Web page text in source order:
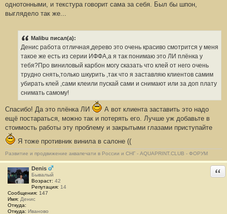
однотонными, и текстура говорит сама за себя. Был бы шпон,
выглядело так же...
Malibu писал(а):
Денис работа отличная,дерево это очень красиво смотрится у меня
такое же есть из серии ИФФА,а я так понимаю это ЛИ плёнка у
тебя?Про виниловый карбон могу сказать что клей от него очень
трудно снять,только шкурить ,так что я заставляю клиентов самим
убирать клей ,сами клеили пускай сами и снимают или за доп плату
снимать самому!
Спасибо! Да это плёнка ЛИ
А вот клиента заставить это надо
ещё постараться, можно так и потерять его. Лучше уж добавьте в
стоимость работы эту проблему и закрытыми глазами приступайте
Я тоже противник винила в салоне ((
Развитие и продвижение аквапечати в России и СНГ - AQUAPRINT.CLUB - ФОРУМ
Denis
Бывалый
Возраст: 42
Репутация: 14
Сообщения: 147
Имя: Денис
Откуда:
Откуда: Иваново